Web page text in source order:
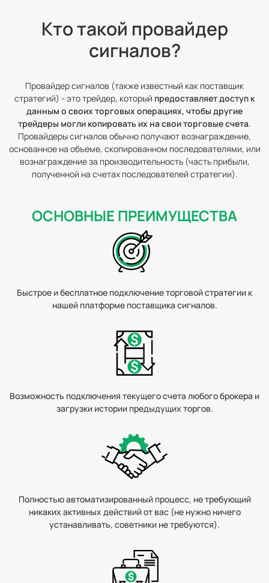
Кто такой провайдер
сигналов?
Провайдер сигналов (также известный как поставщик
стратегий) - это трейдер, который предоставляет доступ к
данным о своих торговых операциях, чтобы другие
трейдеры могли копировать их на свои торговые счета.
Провайдеры сигналов обычно получают вознаграждение,
основанное на объеме, скопированном последователями, или
вознаграждение за производительность (часть прибыли,
полученной на счетах последователей стратегии).
ОСНОВНЫЕ ПРЕИМУЩЕСТВА
Быстрое и бесплатное подключение торговой стратегии к
нашей платформе поставщика сигналов.
Возможность подключения текущего счета любого брокера и
загрузки истории предыдущих торгов.
Полностью автоматизированный процесс, не требующий
никаких активных действийот вас (не нужно ничего
устанавливать, советники не требуются).